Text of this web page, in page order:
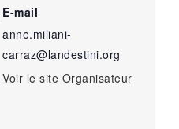
E-mail
anne.miliani-
carraz@landestini.org
Voir le site Organisateur